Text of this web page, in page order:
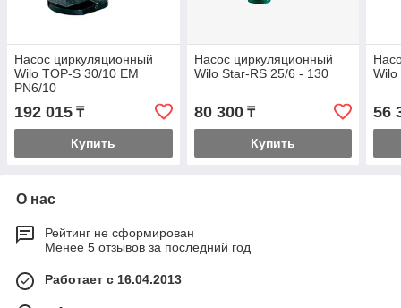
Насос циркуляционный
Wilo TOP-S 30/10 EM
PN6/10
192 015 ₸
Купить
Насос циркуляционный
Wilo Star-RS 25/6 - 130
80 300₸
Купить
Wilo
56
О нас
Рейтинг не сформирован
Менее 5 отзывов за последний год
Работает с 16.04.2013